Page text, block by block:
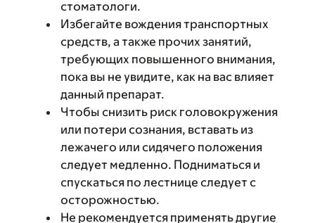
стоматологи.
Избегайте вождения транспортных
средств, а также прочих занятий,
требующих повышенного внимания,
пока вы не увидите, как на вас влияет
данный препарат.
Чтобы снизить риск головокружения
или потери сознания, вставать из
лежачего или сидячего положения
следует медленно. Подниматься и
спускаться по лестнице следует с
осторожностью.
Не рекомендуется применять другие